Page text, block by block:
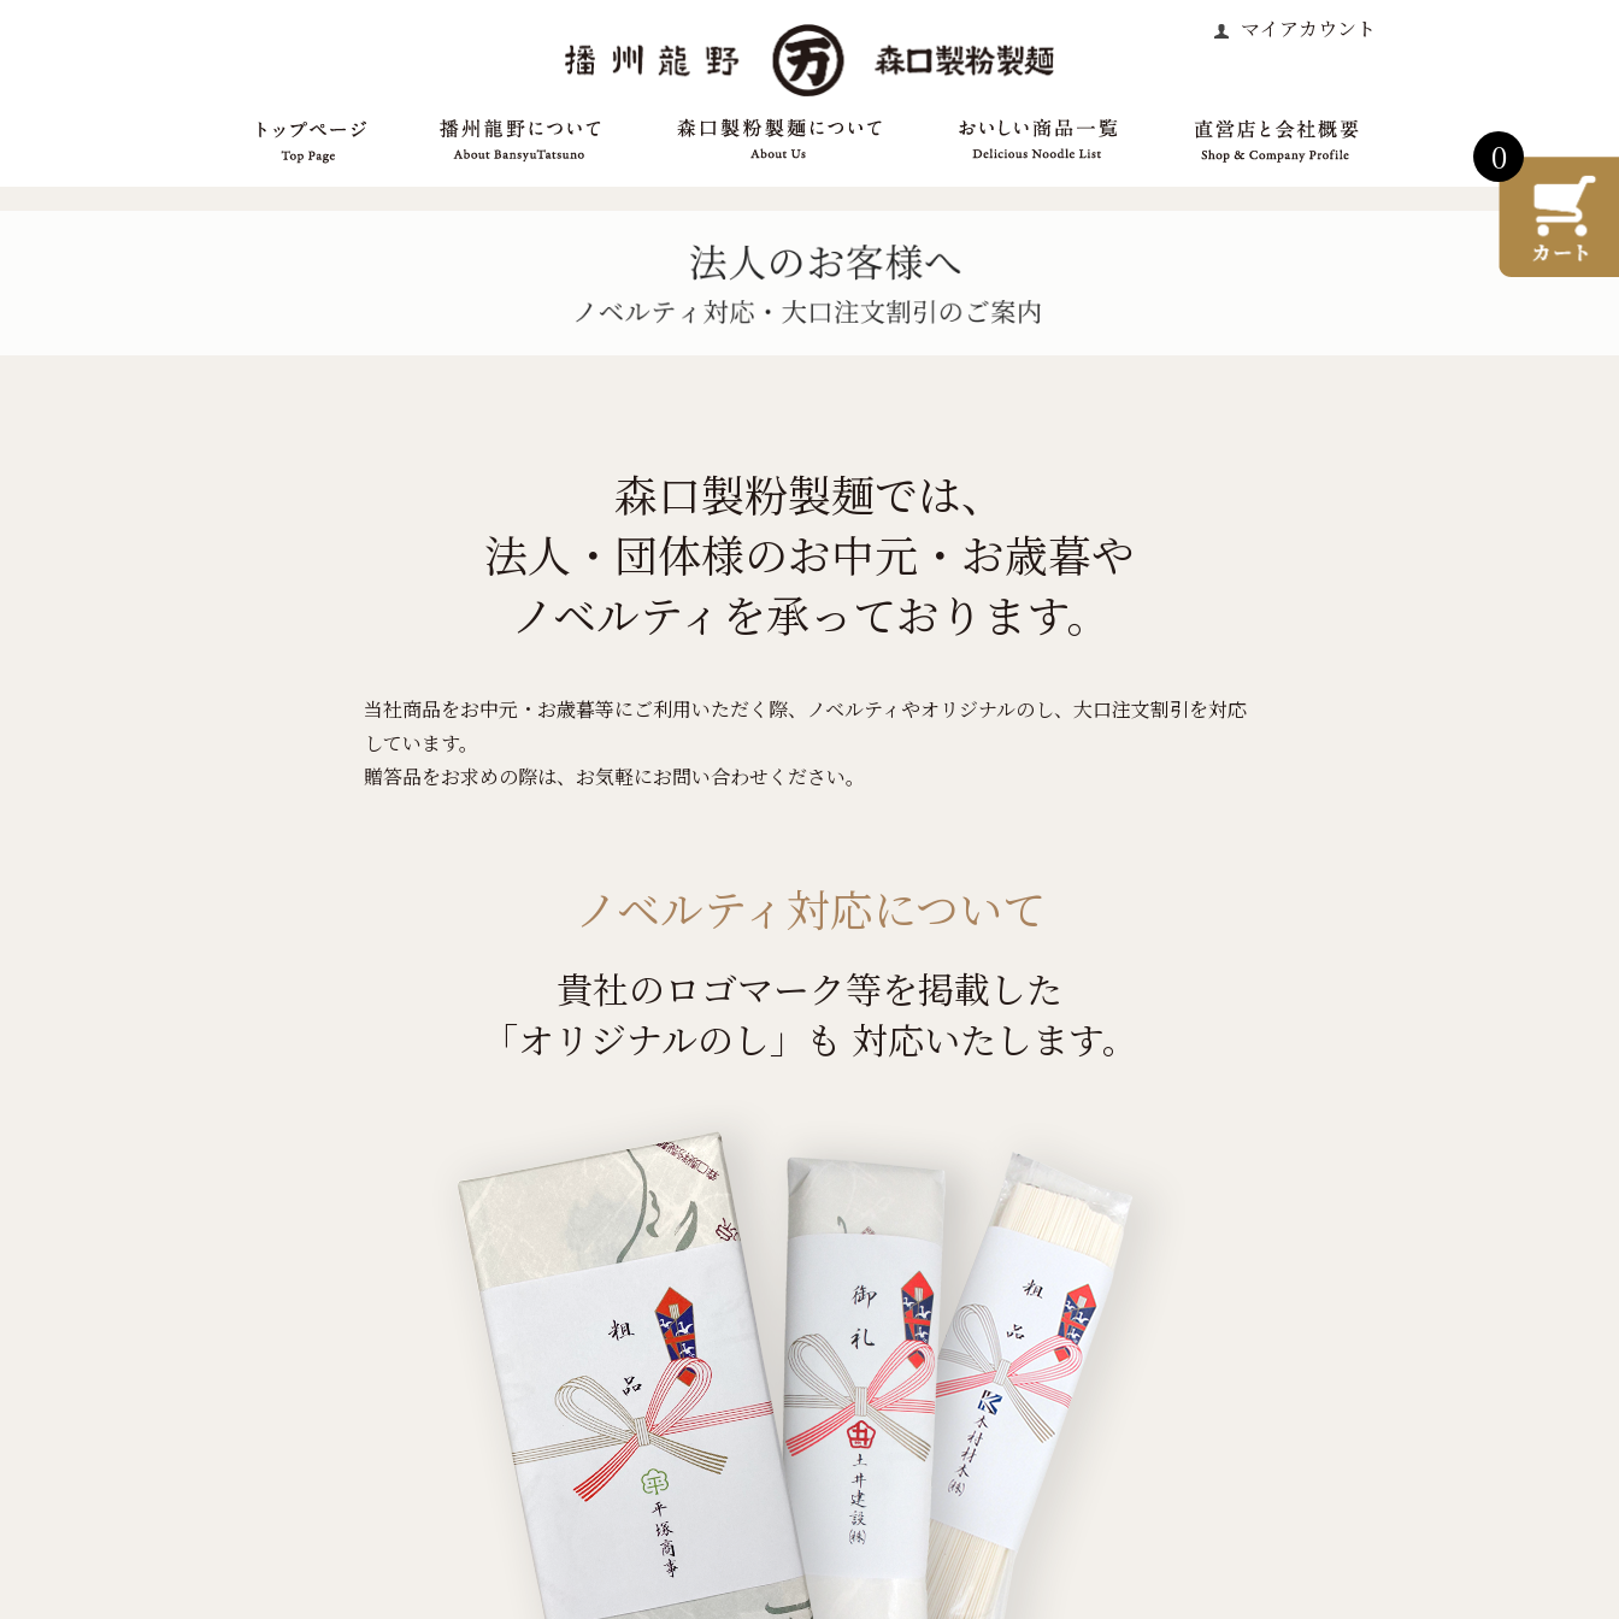
マイアカウント
0
森口製粉製麺では、
法人・団体様のお中元・お歳暮や
ノベルティを承っております。
当社商品をお中元・お歳暮等にご利用いただく際、ノベルティやオリジナルのし、大口注文割引を対応
しています。
贈答品をお求めの際は、お気軽にお問い合わせください。
ノベルティ対応について
貴社のロゴマーク等を掲載した
「オリジナルのし」も 対応いたします。